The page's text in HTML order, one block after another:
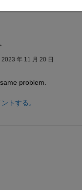
2023 年 11 月 20 日
problem.
トする。